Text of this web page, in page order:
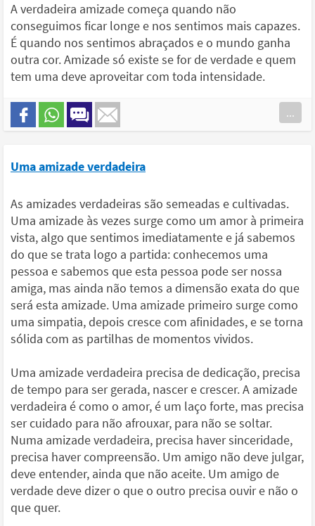
A verdadeira amizade começa quando não
conseguimos ficar longe e nos sentimos mais capazes.
É quando nos sentimos abraçados e o mundo ganha
outra cor. Amizade só existe se for de verdade e quem
tem uma deve aproveitar com toda intensidade.
...
Uma amizade verdadeira
As amizades verdadeiras são semeadas e cultivadas.
Uma amizade às vezes surge como um amor à primeira
vista, algo que sentimos imediatamente e já sabemos
do que se trata logo a partida: conhecemos uma
pessoa e sabemos que esta pessoa pode ser nossa
amiga, mas ainda não temos a dimensão exata do que
será esta amizade. Uma amizade primeiro surge como
uma simpatia, depois cresce com afinidades, e se torna
sólida com as partilhas de momentos vividos.
Uma amizade verdadeira precisa de dedicação, precisa
de tempo para ser gerada, nascer e crescer. A amizade
verdadeira é como o amor, é um laço forte, mas precisa
ser cuidado para não afrouxar, para não se soltar.
Numa amizade verdadeira, precisa haver sinceridade,
precisa haver compreensão. Um amigo não deve julgar,
deve entender, ainda que não aceite. Um amigo de
verdade deve dizer o que o outro precisa ouvir e não o
que quer.